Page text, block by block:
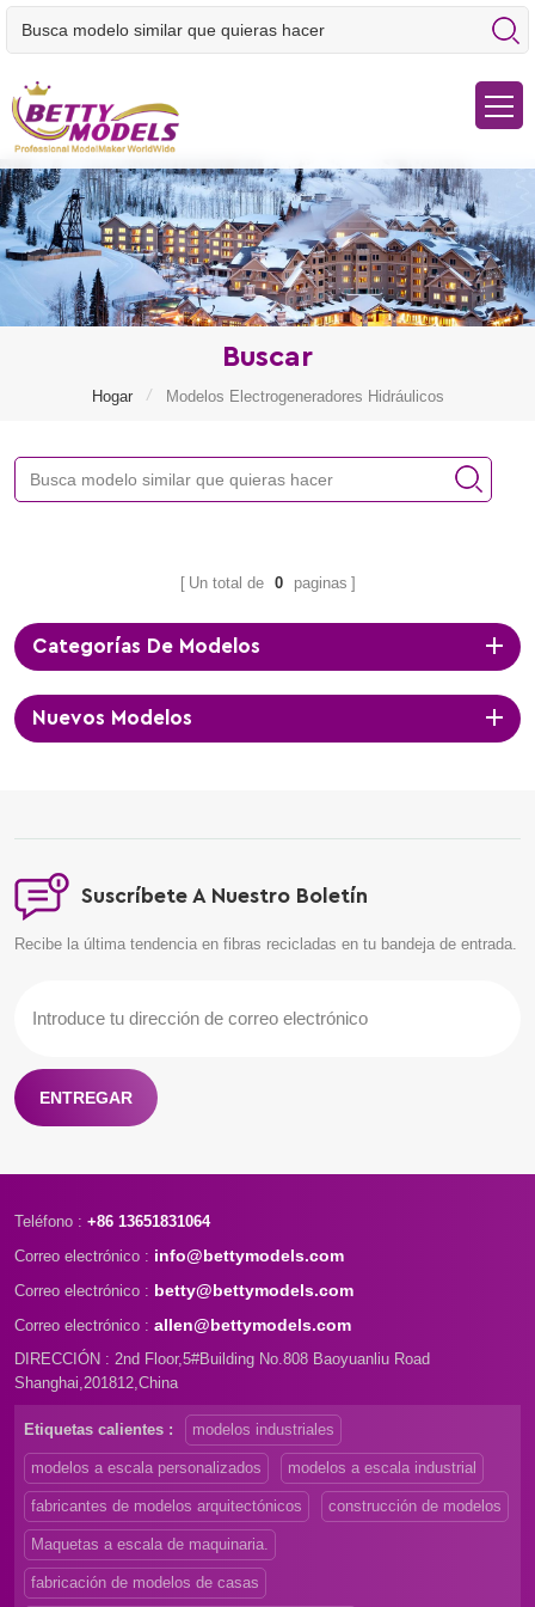
Buscar
Hogar / Modelos Electrogeneradores Hidráulicos
Un total de 0 paginas
Categorías De Modelos
Nuevos Modelos
Suscríbete A Nuestro Boletín
Recibe la última tendencia en fibras recicladas en tu bandeja de entrada.
ENTREGAR
Teléfono : +86 13651831064
Correo electrónico : info@bettymodels.com
Correo electrónico : betty@bettymodels.com
Correo electrónico : allen@bettymodels.com
DIRECCIÓN : 2nd Floor,5#Building No.808 Baoyuanliu Road
Shanghai,201812,China
Etiquetas calientes : modelos industriales
modelos a escala personalizados modelos a escala industrial
fabricantes de modelos arquitectónicos construcción de modelos
Maquetas a escala de maquinaria.
fabricación de modelos de casas